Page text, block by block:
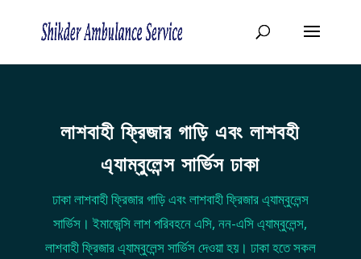
লাশবাহী ফ্রিজার গাড়ি এবং লাশবহী
এ্যাম্বুলেন্স সার্ভিস ঢাকা
ঢাকা লাশবাহী ফ্রিজার গাড়ি এবং লাশবাহী ফ্রিজার এ্যাম্বুলেন্স
সার্ভিস। ইমাজেন্সি লাশ পরিবহনে এসি, নন-এসি এ্যাম্বুলেন্স,
লাশবাহী ফ্রিজার এ্যাম্বুলেন্স সার্ভিস দেওয়া হয়। ঢাকা হতে সকল